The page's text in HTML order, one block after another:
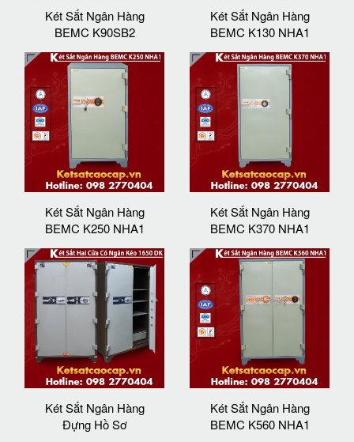
Két Sắt Ngân Hàng
BEMC K90SB2
Két Sắt Ngân Hàng
BEMC K130 NHA1
Két Sắt Ngân Hàng
BEMC K250 NHA1
Két Sắt Ngân Hàng
BEMC K370 NHA1
Két Sắt Ngân Hàng
Đựng Hồ Sơ
Két Sắt Ngân Hàng
BEMC K560 NHA1